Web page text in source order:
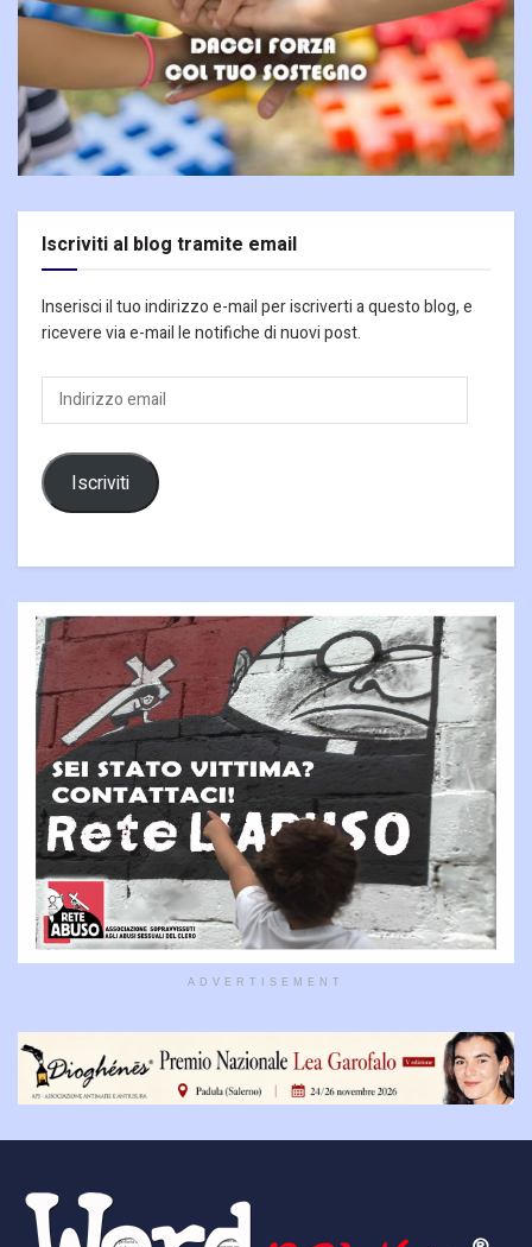
Iscriviti al blog tramite email
Inserisci il tuo indirizzo e-mail per iscriverti a questo blog, e
ricevere via e-mail le notifiche di nuovi post.
Indirizzo
email
Iscriviti
ADVERTISEMENT